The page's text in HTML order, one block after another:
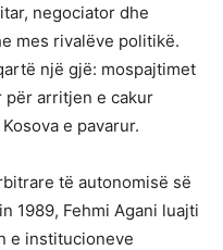
negociator dhe
mes rivalëve politikë.
një gjë: mospajtimet
për arritjen e cakur
e pavarur.
të autonomisë së
1989, Fehmi Agani luajti
e institucioneve